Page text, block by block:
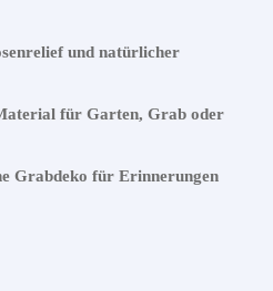
und natürlicher
für Garten, Grab oder
Grabdeko für Erinnerungen